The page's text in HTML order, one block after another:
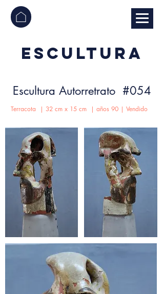
ESCULTURA
Escultura Autorretrato #054
Terracota | 32 cm x 15 cm | años 90 | Vendido